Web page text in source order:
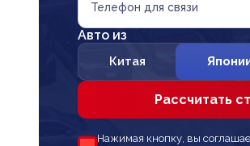
Телефон для связи
Авто из
Китая
Рассчитать
Нажимая кнопку, вы